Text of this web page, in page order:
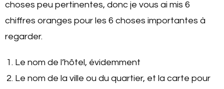
choses peu pertinentes, donc je vous ai mis 6
chiffres oranges pour les 6 choses importantes à
regarder.
Le nom de l’hôtel, évidemment
Le nom de la ville ou du quartier, et la carte pour